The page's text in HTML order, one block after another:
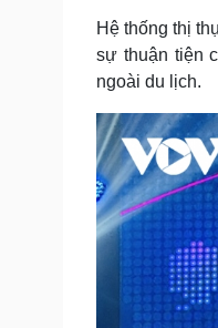
Nam khoa
Làm đẹp - giảm
Phòng mạch
Ăn sạch sống
Cải chính
Hệ thống thị
sự thuận tiện
ngoài du lịch.